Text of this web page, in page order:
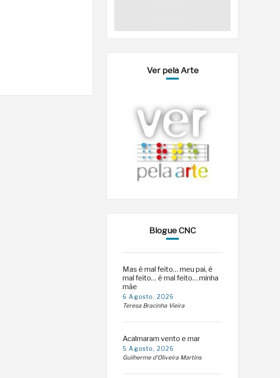
Ver pela Arte
Blogue CNC
Mas é mal feito… meu pai, é
mal feito… é mal feito… minha
mãe
6 Agosto, 2026
Teresa Bracinha Vieira
Acalmaram vento e mar
5 Agosto, 2026
Guilherme d'Oliveira Martins